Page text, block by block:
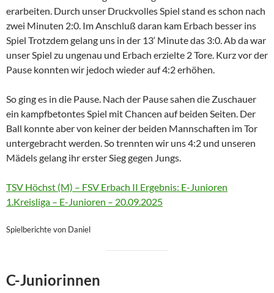
erarbeiten. Durch unser Druckvolles Spiel stand es schon nach
zwei Minuten 2:0. Im Anschluß daran kam Erbach besser ins
Spiel Trotzdem gelang uns in der 13‘ Minute das 3:0. Ab da war
unser Spiel zu ungenau und Erbach erzielte 2 Tore. Kurz vor der
Pause konnten wir jedoch wieder auf 4:2 erhöhen.
So ging es in die Pause. Nach der Pause sahen die Zuschauer
ein kampfbetontes Spiel mit Chancen auf beiden Seiten. Der
Ball konnte aber von keiner der beiden Mannschaften im Tor
untergebracht werden. So trennten wir uns 4:2 und unseren
Mädels gelang ihr erster Sieg gegen Jungs.
TSV Höchst (M) – FSV Erbach II Ergebnis: E-Junioren
1.Kreisliga – E-Junioren – 20.09.2025
Spielberichte von Daniel
C-Juniorinnen